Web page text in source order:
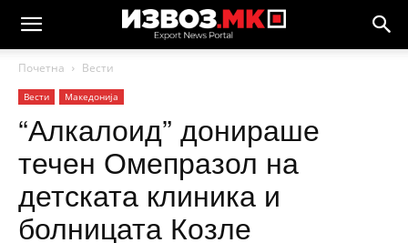
Почетна Вести
Вести Македонија
“Алкалоид” донираше
течен Омепразол на
детската клиника и
болницата Козле